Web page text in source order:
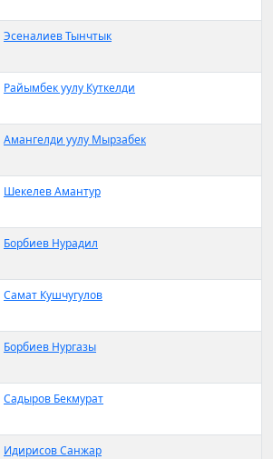
Эсеналиев Тынчтык
Райымбек уулу Куткелди
Амангелди уулу Мырзабек
Шекелев Амантур
Борбиев Нурадил
Самат Кушчугулов
Борбиев Нургазы
Садыров Бекмурат
Идирисов Санжар